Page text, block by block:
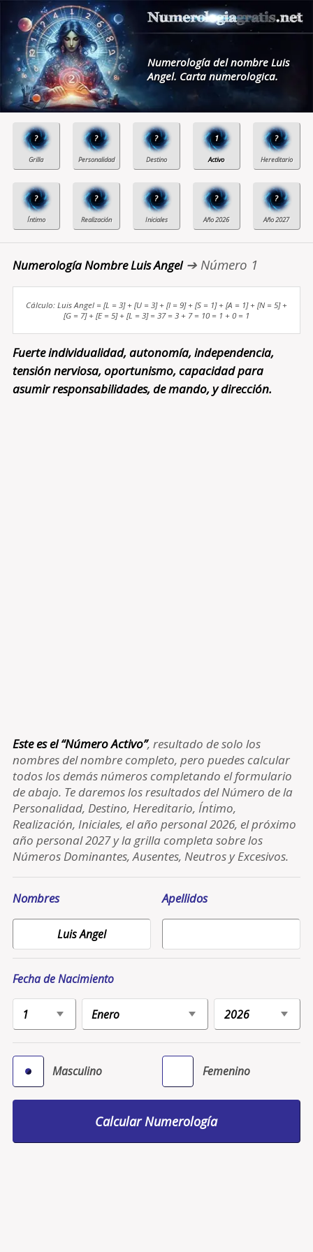
Numerología del nombre Luis
Angel. Carta numerologica.
? ? ? 1 ?
? ? ? ? ?
Numerología Nombre Luis Angel➔ Número 1
Cálculo: Luis Angel = [L = 3] + [U = 3] + [I = 9] + [S = 1] + [A = 1] + [N = 5] +
[G = 7] + [E = 5] + [L = 3] = 37 = 3 + 7 = 10 = 1 + 0 = 1
Fuerte individualidad, autonomía, independencia,
tensión nerviosa, oportunismo, capacidad para
asumir responsabilidades, de mando, y dirección.
Este es el “Número Activo”, resultado de solo los
nombres del nombre completo, pero puedes calcular
todos los demás números completando el formulario
de abajo. Te daremos los resultados del Número de la
Personalidad, Destino, Hereditario, Íntimo,
Realización, Iniciales, el año personal 2026, el próximo
año personal 2027 y la grilla completa sobre los
Números Dominantes, Ausentes, Neutros y Excesivos.
Nombres Apellidos
Fecha de Nacimiento
Masculino Femenino